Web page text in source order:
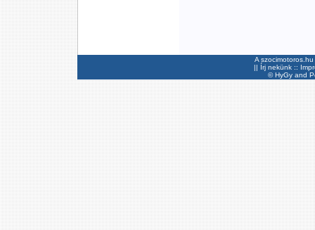
A
|| Írj nekünk ::
©HyGyand